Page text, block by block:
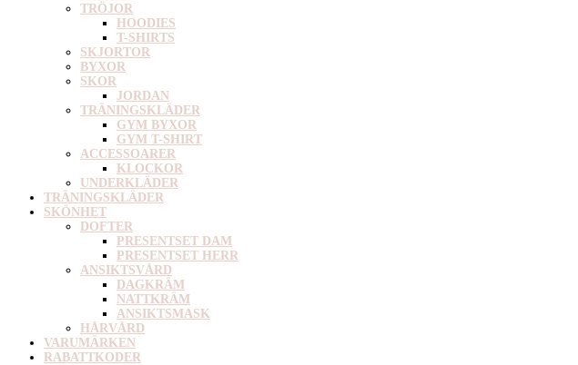
TRÖJOR
HOODIES
T-SHIRTS
SKJORTOR
BYXOR
SKOR
JORDAN
TRÄNINGSKLÄDER
GYM BYXOR
GYM T-SHIRT
ACCESSOARER
KLOCKOR
UNDERKLÄDER
TRÄNINGSKLÄDER
SKÖNHET
DOFTER
PRESENTSET DAM
PRESENTSET HERR
ANSIKTSVÅRD
DAGKRÄM
NATTKRÄM
ANSIKTSMASK
HÅRVÅRD
VARUMÄRKEN
RABATTKODER